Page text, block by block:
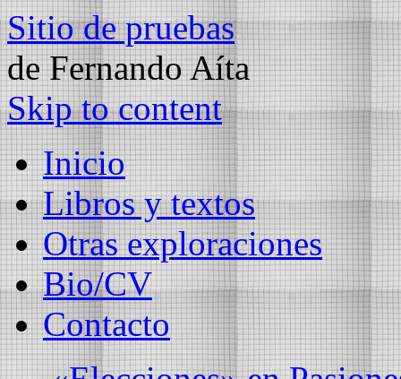
Sitio de pruebas
de Fernando Aíta
Skip to content
Inicio
Libros y textos
Otras exploraciones
Bio/CV
Contacto